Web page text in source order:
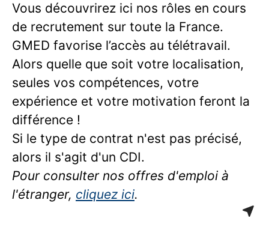
Vous découvrirez ici nos rôles en cours
de recrutement sur toute la France.
GMED favorise l’accès au télétravail.
Alors quelle que soit votre localisation,
seules vos compétences, votre
expérience et votre motivation feront la
différence !
Si le type de contrat n'est pas précisé,
alors il s'agit d'un CDI.
Pour consulter nos offres d'emploi à
l'étranger, cliquez ici.